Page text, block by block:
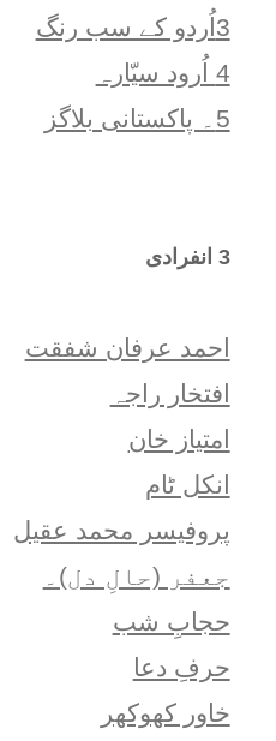
3اُردو کے سب رنگ
4 اُرود سیّارہ
5۔ پاکستانی بلاگز
3 انفرادی
احمد عرفان شفقت
افتخار راجہ
امتياز خان
انکل ٹام
پروفیسر محمد عقیل
جعفر (حالِ دل)۔
حجابِ شب
حرفِ دعا
خاور کھوکھر